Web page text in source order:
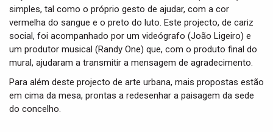
simples, tal como o próprio gesto de ajudar, com a cor
vermelha do sangue e o preto do luto. Este projecto, de cariz
social, foi acompanhado por um videógrafo (João Ligeiro) e
um produtor musical (Randy One) que, com o produto final do
mural, ajudaram a transmitir a mensagem de agradecimento.
Para além deste projecto de arte urbana, mais propostas estão
em cima da mesa, prontas a redesenhar a paisagem da sede
do concelho.